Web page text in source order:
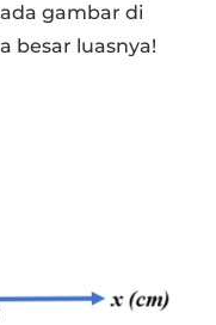
gambar di
besar luasnya!